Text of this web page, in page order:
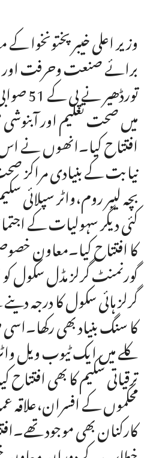
وزیر اعلی خیبر
برائے صنعت وحرفت اور
میں صحت تعلیم اور
افتتاح کیا۔انھوں نے
نیابت کے بنیادی مراکز
بچہ لیبر روم،واٹر سپلائی
کئی دیگر سہولیات کے
کا افتتاح کیا۔معاون
گورنمنٹ گرلز مڈل سکول
گرلز ہائی سکول کا درجہ
کا سنگ بنیاد بھی
کلے میں ایک ٹیوب ویل
ترقیاتی سکیم کا بھی
محکموں کے افسران،علاقہ
کارکنان بھی موجود